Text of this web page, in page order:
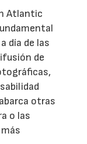
Atlantic
día de las
de
otras
o las